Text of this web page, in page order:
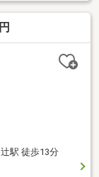
駅 徒歩13分